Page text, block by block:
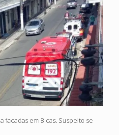
facadas em Bicas. Suspeito se